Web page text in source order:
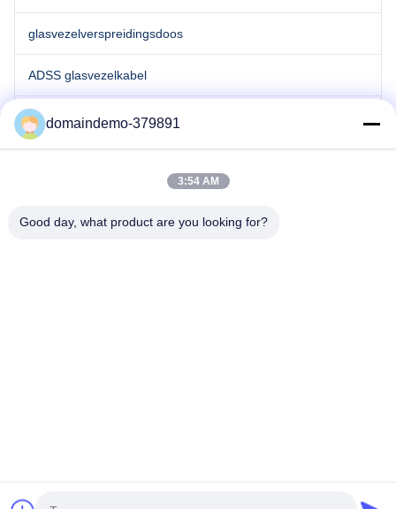
glasvezelverspreidingsdoos
ADSS glasvezelkabel
OPGW-vezelkabel
© 2026 Dongguan Mingtong Optoelectronics Co., Ltd. All Rights Reserved.
domaindemo-379891
3:54 AM
Good day, what product are you looking for?